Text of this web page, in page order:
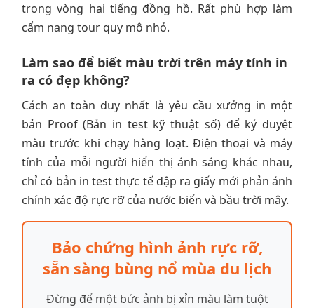
trong vòng hai tiếng đồng hồ. Rất phù hợp làm
cẩm nang tour quy mô nhỏ.
Làm sao để biết màu trời trên máy tính in
ra có đẹp không?
Cách an toàn duy nhất là yêu cầu xưởng in một
bản Proof (Bản in test kỹ thuật số) để ký duyệt
màu trước khi chạy hàng loạt. Điện thoại và máy
tính của mỗi người hiển thị ánh sáng khác nhau,
chỉ có bản in test thực tế dập ra giấy mới phản ánh
chính xác độ rực rỡ của nước biển và bầu trời mây.
Bảo chứng hình ảnh rực rỡ,
sẵn sàng bùng nổ mùa du lịch
Đừng để một bức ảnh bị xỉn màu làm tuột